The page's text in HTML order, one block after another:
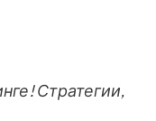
Стратегии,